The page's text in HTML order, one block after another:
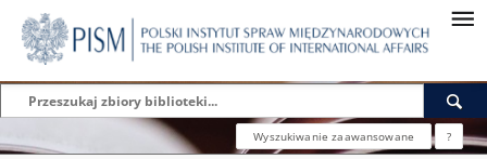
Wyszukiwanie zaawansowane ?